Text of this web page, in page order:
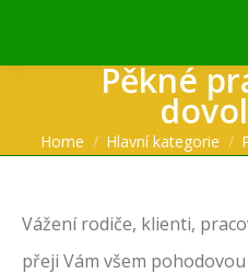
Pěkné
You are here:
Home Hlavní kategorie
Vážení rodiče, klienti,
přeji Vám všem